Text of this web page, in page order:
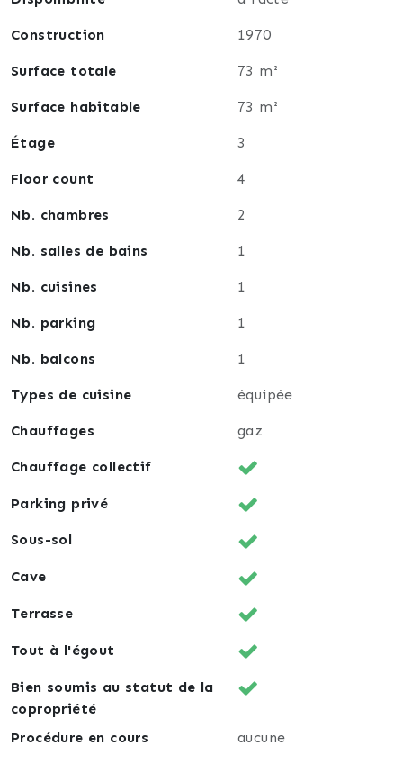
Construction 1970
Surface totale 73 m²
Surface habitable 73 m²
Étage 3
Floor count 4
Nb. chambres 2
Nb. salles de bains 1
Nb. cuisines 1
Nb. parking 1
Nb. balcons 1
Types de cuisine équipée
Chauffages gaz
Chauffage collectif
Parking privé
Sous-sol
Cave
Terrasse
Tout à l'égout
Bien soumis au statut de la
copropriété
Procédure en cours
aucune